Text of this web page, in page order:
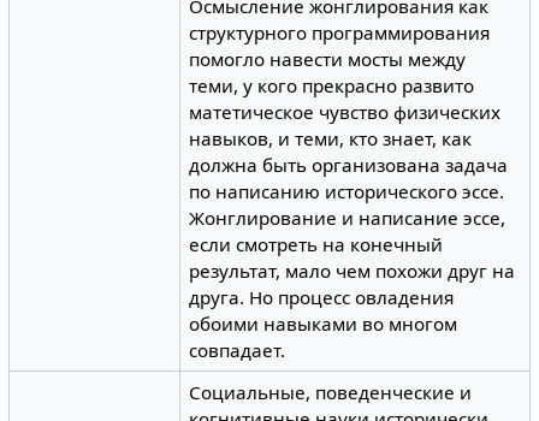
Осмысление жонглирования как
структурного программирования
помогло навести мосты между
теми, у кого прекрасно развито
матетическое чувство физических
навыков, и теми, кто знает, как
должна быть организована задача
по написанию исторического эссе.
Жонглирование и написание эссе,
если смотреть на конечный
результат, мало чем похожи друг на
друга. Но процесс овладения
обоими навыками во многом
совпадает.
Социальные, поведенческие и